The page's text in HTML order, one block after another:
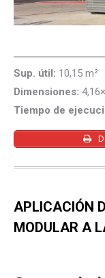
Sup. útil: 10,15 m²
Dimensiones:
Tiempo de
APLICACIÓN
MODULAR A